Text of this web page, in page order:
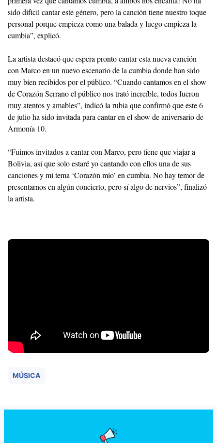
sido difícil cantar este género, pero la canción tiene nuestro toque
personal porque empieza como una balada y luego empieza la
cumbia”, explicó.
La artista destacó que espera pronto cantar esta nueva canción
con Marco en un nuevo escenario de la cumbia donde han sido
muy bien recibidos por el público. “Cuando cantamos en el show
de Corazón Serrano el público nos trató increíble, todos fueron
muy atentos y amables”, indicó la rubia que confirmó que este 6
de julio ha sido invitada para cantar en el show de aniversario de
Armonía 10.
“Fuimos invitados a cantar con Marco, pero tiene que viajar a
Bolivia, así que solo estaré yo cantando con ellos una de sus
canciones y mi tema ‘Corazón mío’ en cumbia. No hay temor de
presentarnos en algún concierto, pero sí algo de nervios”, finalizó
la artista.
MÚSICA